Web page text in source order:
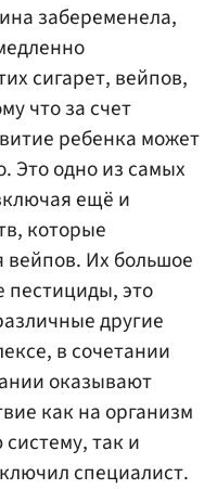
забеременела,
сигарет, вейпов,
что за счет
ребенка может
Это одно из самых
ещё и
которые
вейпов. Их большое
пестициды, это
другие
в сочетании
оказывают
как на организм
так и
специалист.